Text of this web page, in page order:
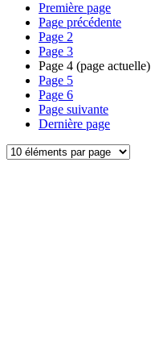
Première page
Page précédente
Page 2
Page 3
Page 4 (page actuelle)
Page 5
Page 6
Page suivante
Dernière page